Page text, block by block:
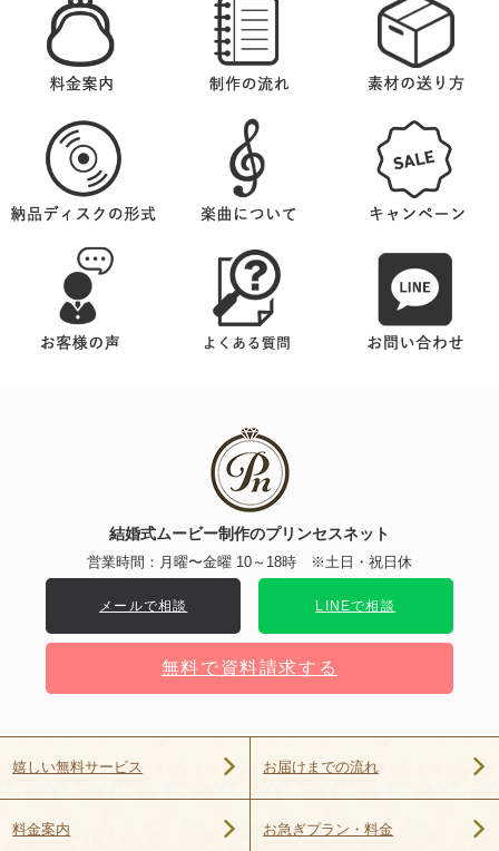
結婚式ムービー制作のプリンセスネット
営業時間：月曜〜金曜 10～18時 ※土日・祝日休
メールで相談 LINEで相談
無料で資料請求する
嬉しい無料サービス お届けまでの流れ
料金案内 お急ぎプラン・料金